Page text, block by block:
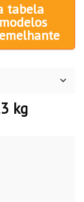
tabela
kg